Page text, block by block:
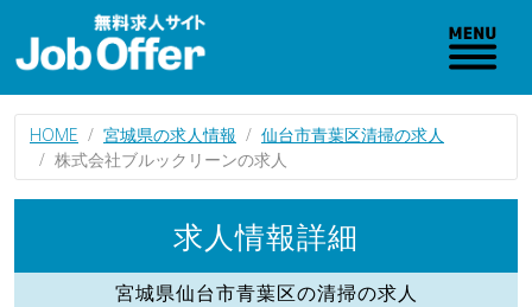
HOME 宮城県の求人情報
仙台市青葉区清掃の求人
株式会社ブルックリーンの求人
求人情報詳細
宮城県仙台市青葉区の清掃の求人